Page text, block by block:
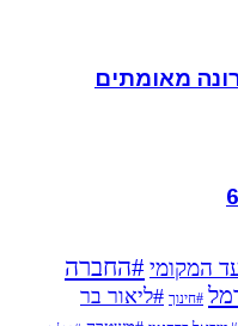
חולי קורונה מאומתים
המקומי#החברה
#חינוך #ליאור בר